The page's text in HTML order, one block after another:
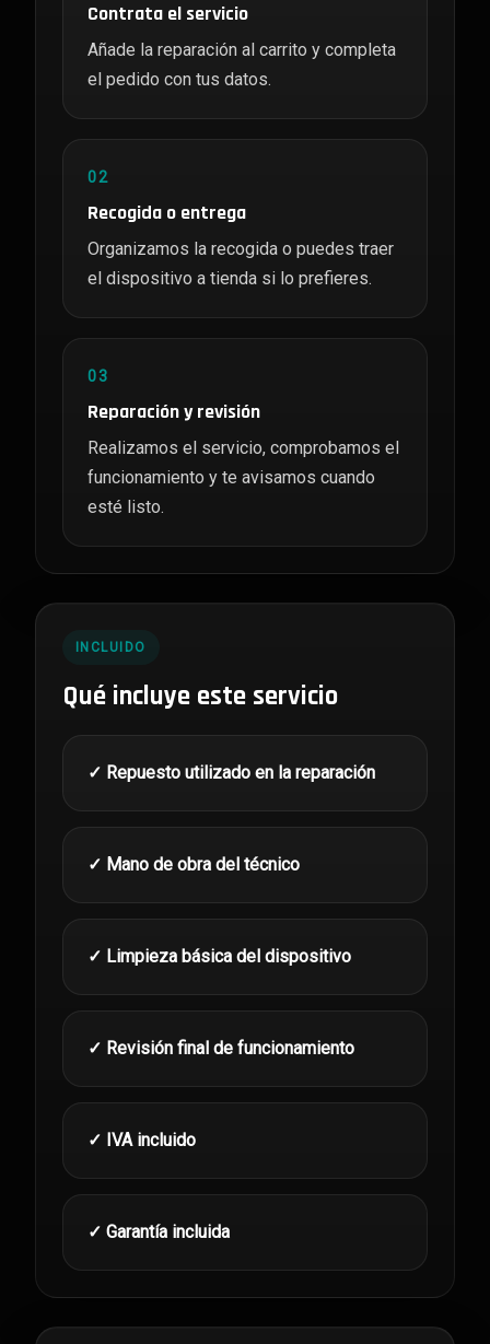
Contrata el servicio
Añade la reparación al carrito y completa
el pedido con tus datos.
02
Recogida o entrega
Organizamos la recogida o puedes traer
el dispositivo a tienda si lo prefieres.
03
Reparación y revisión
Realizamos el servicio, comprobamos el
funcionamiento y te avisamos cuando
esté listo.
INCLUIDO
Qué incluye este servicio
✓ Repuesto utilizado en la reparación
✓ Mano de obra del técnico
✓ Limpieza básica del dispositivo
✓ Revisión final de funcionamiento
✓ IVA incluido
✓ Garantía incluida